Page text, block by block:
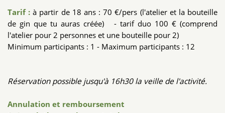
Tarif : à partir de 18 ans : 70 €/pers (l'atelier et la bouteille
de gin que tu auras créée) - tarif duo 100 € (comprend
l'atelier pour 2 personnes et une bouteille pour 2)
Minimum participants : 1 - Maximum participants : 12
Réservation possible jusqu'à 16h30 la veille de l'activité.
Annulation et remboursement